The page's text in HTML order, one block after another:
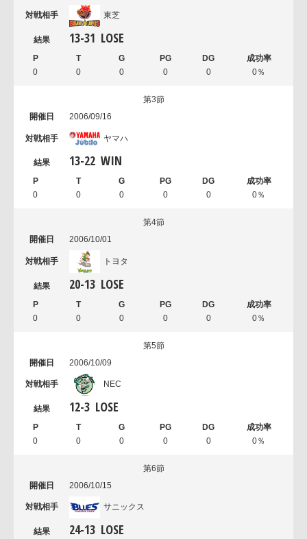
東芝
13-31 LOSE
0 0 0 0 0 0％
第3節
2006/09/16
ヤマハ
13-22 WIN
0 0 0 0 0 0％
第4節
2006/10/01
トヨタ
20-13 LOSE
0 0 0 0 0 0％
第5節
2006/10/09
NEC
12-3 LOSE
0 0 0 0 0 0％
第6節
2006/10/15
サニックス
24-13 LOSE